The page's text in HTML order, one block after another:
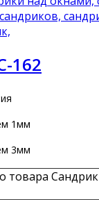
162
1мм
3мм
товара Сандрик